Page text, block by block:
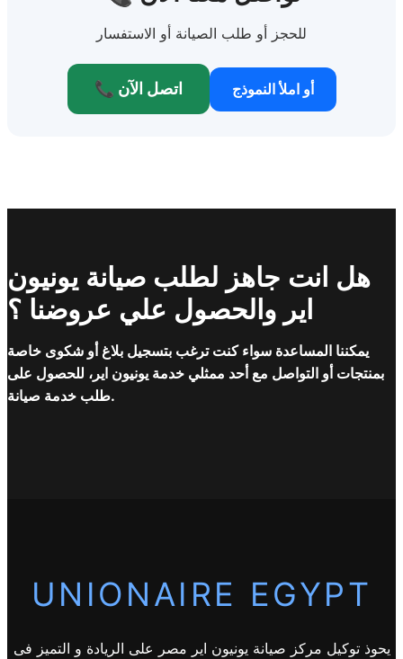
للحجز أو طلب الصيانة أو الاستفسار
📞 اتصل الآن أو املأ النموذج
هل انت جاهز لطلب صيانة يونيون
اير والحصول علي عروضنا ؟
يمكننا المساعدة سواء كنت ترغب بتسجيل بلاغ أو شكوى خاصة
بمنتجات أو التواصل مع أحد ممثلي خدمة يونيون اير، للحصول على
طلب خدمة صيانة.
UNIONAIRE EGYPT
يحوذ توكيل مركز صيانة يونيون اير مصر على الريادة و التميز فى